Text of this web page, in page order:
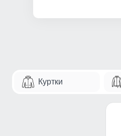
Куртки